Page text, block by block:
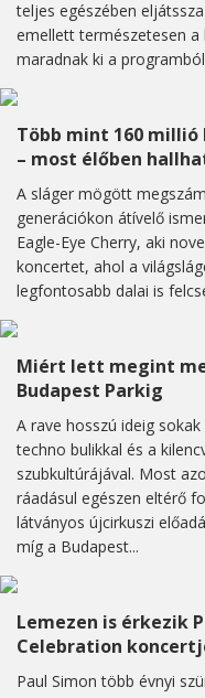
teljes egészében
emellett természetesen a
maradnak ki a
Több mint 160
– most élőben
A sláger mögött
generációkon átívelő
Eagle-Eye Cherry, aki
koncertet, ahol a
legfontosabb dalai is
Miért lett megint
Budapest Parkig
A rave hosszú ideig
techno bulikkal és a
szubkultúrájával. Most
ráadásul egészen eltérő
látványos újcirkuszi
míg a Budapest...
Lemezen is érkezik
Celebration
Paul Simon több évnyi